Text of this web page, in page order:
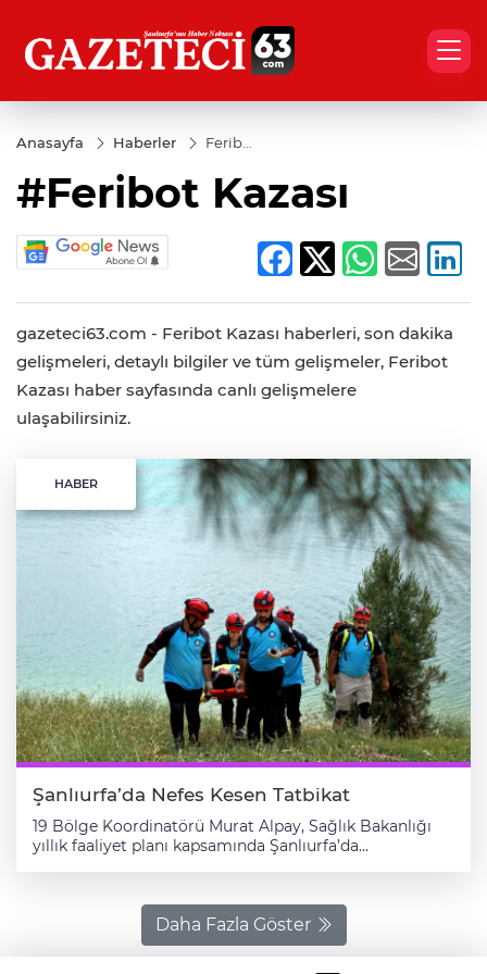
Anasayfa Haberler
Feribot
#Feribot Kazası
gazeteci63.com - Feribot Kazası haberleri, son dakika
gelişmeleri, detaylı bilgiler ve tüm gelişmeler, Feribot
Kazası haber sayfasında canlı gelişmelere
ulaşabilirsiniz.
HABER
Şanlıurfa’da Nefes Kesen Tatbikat
19 Bölge Koordinatörü Murat Alpay, Sağlık Bakanlığı
yıllık faaliyet planı kapsamında Şanlıurfa’da
Çatak Mahallesi’nde düzenlenen tatbikatta feribot
kazası senaryosu canlandırıldı. Senaryo kapsamında
toplam 6 yaralının bulunduğu değerlendirilirken,
yaralılardan 5’i kırmızı kod, 1’i ise yeşil kod olarak
Daha Fazla Göster